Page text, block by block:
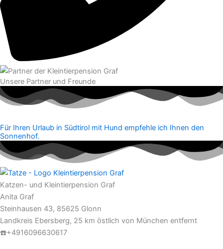
Unsere Partner und Freunde
Für Ihren Urlaub in Südtirol mit Hund empfehle ich Ihnen den
Sonnenhof.
Katzen- und Kleintierpension Graf
Anita Graf
Steinhausen 43, 85625 Glonn
Landkreis Ebersberg, 25 km östlich von München entfernt
☎️+4916096630617